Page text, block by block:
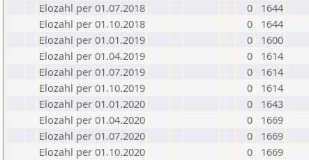
Elozahl per 01.07.2018
0
1644
Elozahl per 01.10.2018
0
1644
Elozahl per 01.01.2019
0
1600
Elozahl per 01.04.2019
0
1614
Elozahl per 01.07.2019
0
1614
Elozahl per 01.10.2019
0
1614
Elozahl per 01.01.2020
0
1643
Elozahl per 01.04.2020
0
1669
Elozahl per 01.07.2020
0
1669
Elozahl per 01.10.2020
0
1669